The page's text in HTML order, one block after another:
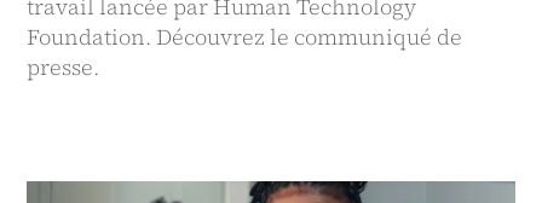
travail lancée par Human Technology
Foundation. Découvrez le communiqué de
presse.